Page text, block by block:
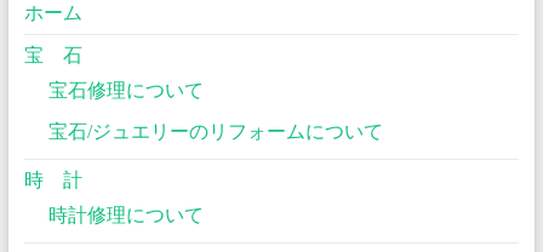
ホーム
宝 石
宝石修理について
宝石/ジュエリーのリフォームについて
時 計
時計修理について